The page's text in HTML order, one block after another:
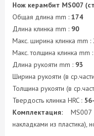
Нож керамбит MS007
Общая длина mm : 174
Длина клинка mm : 90
Макс. ширина клинка mm :
Макс. толщина клинка mm :
Длина рукояти mm : 93
Ширина рукояти (в
Толщина рукояти (в
Твердость клинка HRC :
Комплектация: MS007
накладками из пластика),